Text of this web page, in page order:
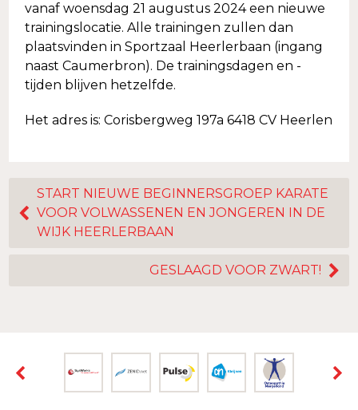
vanaf woensdag 21 augustus 2024 een nieuwe
trainingslocatie. Alle trainingen zullen dan
plaatsvinden in Sportzaal Heerlerbaan (ingang
naast Caumerbron). De trainingsdagen en -
tijden blijven hetzelfde.
Het adres is: Corisbergweg 197a 6418 CV Heerlen
START NIEUWE BEGINNERSGROEP KARATE
VOOR VOLWASSENEN EN JONGEREN IN DE
WIJK HEERLERBAAN
GESLAAGD VOOR ZWART!